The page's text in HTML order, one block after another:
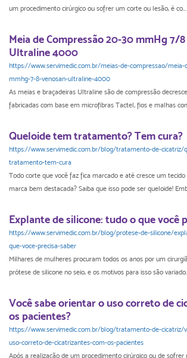
um procedimento cirúrgico ou sofrer um corte ou lesão, é co...
Meia de Compressão 20-30 mmHg 7/
Ultraline 4000
https://www.servimedic.com.br/meias-de-compressao/
mmhg-7-8-venosan-ultraline-4000
As meias e braçadeiras Ultraline são de compressão
fabricadas com base em microﬁbras Tactel, ﬁos e malhas
Queloide tem tratamento? Tem cura?
https://www.servimedic.com.br/blog/tratamento-de-cicatriz/
tratamento-tem-cura
Todo corte que você faz fica marcado e até cresce um
marca bem destacada? Saiba que isso pode ser queloide!
Explante de silicone: tudo o que você
https://www.servimedic.com.br/blog/protese-de-silicone/
que-voce-precisa-saber
Milhares de mulheres procuram todos os anos por um
prótese de silicone no seio, e os motivos para isso são
Você sabe orientar o uso correto de
os pacientes?
https://www.servimedic.com.br/blog/tratamento-de-cicatriz/
uso-correto-de-cicatrizantes-com-os-pacientes
Após a realização de um procedimento cirúrgico ou de sofrer